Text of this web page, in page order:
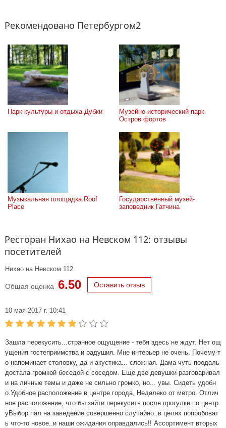
Рекомендовано Петербургом2
Парк культуры и отдыха Дубки
Музейно-исторический парк
Остров фортов
Музыкальная площадка Roof
Place
Государственный музей-
заповедник Гатчина
Ресторан Нихао на Невском 112: отзывы
посетителей
Нихао на Невском 112
Общая оценка 6.50 Оставить отзыв
10 мая 2017 г. 10:41
Зашла перекусить...странное ощущение - тебя здесь не ждут. Нет ощ
ущения гостеприимства и радушия. Мне интерьер не очень. Почему-т
о напоминает столовку, да и акустика... сложная. Дама чуть поодаль
достала громкой беседой с соседом. Еще две девушки разговаривал
и на личные темы и даже не сильно громко, но... увы. Сидеть удобн
о.Удобное расположение в центре города, Недалеко от метро. Отлич
ное расположение, что бы зайти перекусить после прогулки по центр
уВыбор пал на заведение совершенно случайно..в целях попробоват
ь что-то новое..и наши ожидания оправдались!! Ассортимент вторых